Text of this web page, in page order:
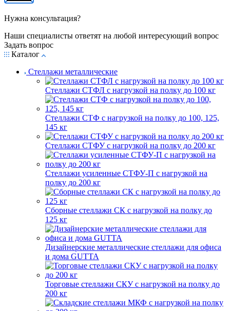
Нужна консультация?
Наши специалисты ответят на любой интересующий вопрос
Задать вопрос
Каталог
Стеллажи металлические
Стеллажи СТФЛ с нагрузкой на полку до 100 кг
Стеллажи СТФ с нагрузкой на полку до 100, 125,
145 кг
Стеллажи СТФУ с нагрузкой на полку до 200 кг
Стеллажи усиленные СТФУ-П с нагрузкой на
полку до 200 кг
Сборные стеллажи СК с нагрузкой на полку до
125 кг
Дизайнерские металлические стеллажи для офиса
и дома GUTTA
Торговые стеллажи СКУ с нагрузкой на полку до
200 кг